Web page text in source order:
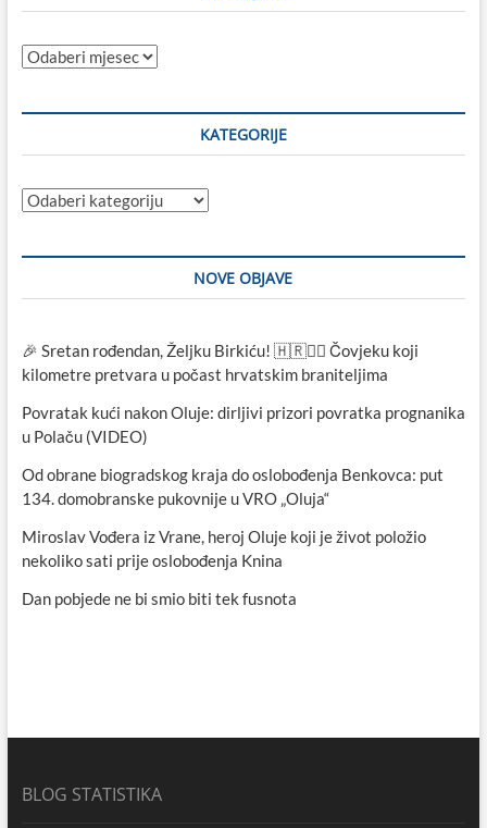
Sve
KATEGORIJE
Kategorije
NOVE OBJAVE
🎉 Sretan rođendan, Željku Birkiću! 🇭🇷🏃‍♂️ Čovjeku koji
kilometre pretvara u počast hrvatskim braniteljima
Povratak kući nakon Oluje: dirljivi prizori povratka prognanika
u Polaču (VIDEO)
Od obrane biogradskog kraja do oslobođenja Benkovca: put
134. domobranske pukovnije u VRO „Oluja“
Miroslav Vođera iz Vrane, heroj Oluje koji je život položio
nekoliko sati prije oslobođenja Knina
Dan pobjede ne bi smio biti tek fusnota
BLOG STATISTIKA